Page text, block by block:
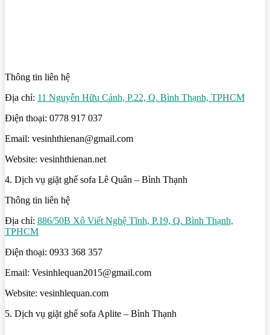
Thông tin liên hệ
Địa chỉ: 11 Nguyễn Hữu Cảnh, P.22, Q. Bình Thạnh, TPHCM
Điện thoại: 0778 917 037
Email: vesinhthienan@gmail.com
Website: vesinhthienan.net
4. Dịch vụ giặt ghế sofa Lê Quân – Bình Thạnh
Thông tin liên hệ
Địa chỉ: 886/50B Xô Viết Nghệ Tĩnh, P.19, Q. Bình Thạnh,
TPHCM
Điện thoại: 0933 368 357
Email: Vesinhlequan2015@gmail.com
Website: vesinhlequan.com
5. Dịch vụ giặt ghế sofa Aplite – Bình Thạnh